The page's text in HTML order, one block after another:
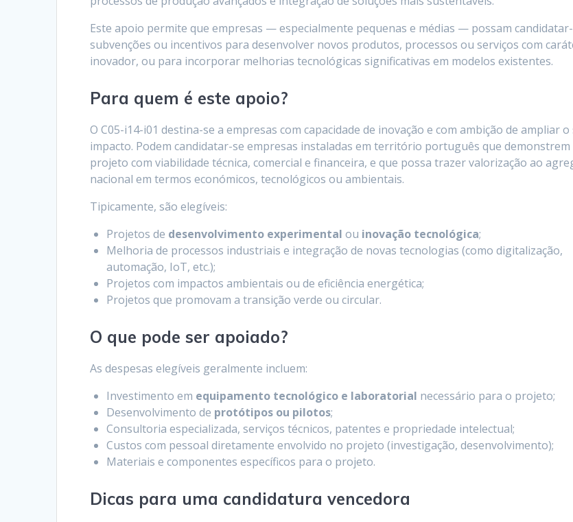
Este apoio permite que empresas — especialmente pequenas e médias — possam
subvenções ou incentivos para desenvolver novos produtos, processos ou serviços com
inovador, ou para incorporar melhorias tecnológicas significativas em modelos existentes.
Para quem é este apoio?
O C05-i14-i01 destina-se a empresas com capacidade de inovação e com ambição de ampliar o
impacto. Podem candidatar-se empresas instaladas em território português que demonstrem
projeto com viabilidade técnica, comercial e financeira, e que possa trazer valorização ao
nacional em termos económicos, tecnológicos ou ambientais.
Tipicamente, são elegíveis:
Projetos de desenvolvimento experimental ou inovação tecnológica;
Melhoria de processos industriais e integração de novas tecnologias (como digitalização,
automação, IoT, etc.);
Projetos com impactos ambientais ou de eficiência energética;
Projetos que promovam a transição verde ou circular.
O que pode ser apoiado?
As despesas elegíveis geralmente incluem:
Investimento em equipamento tecnológico e laboratorial necessário para o projeto;
Desenvolvimento de protótipos ou pilotos;
Consultoria especializada, serviços técnicos, patentes e propriedade intelectual;
Custos com pessoal diretamente envolvido no projeto (investigação, desenvolvimento);
Materiais e componentes específicos para o projeto.
Dicas para uma candidatura vencedora